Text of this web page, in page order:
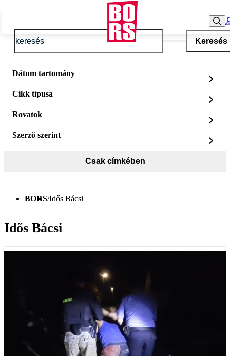
Keresés
Dátum tartomány
Cikk típusa
Rovatok
Szerző szerint
Csak címkében
BORS/Idős Bácsi
Idős Bácsi